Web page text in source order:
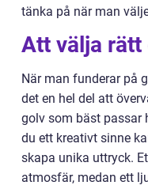
tänka på när man
Att välja
När man funderar på
det en hel del att
golv som bäst passar
du ett kreativt sinne
skapa unika uttryck.
atmosfär, medan ett